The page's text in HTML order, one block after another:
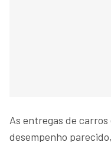
As entregas de
desempenho